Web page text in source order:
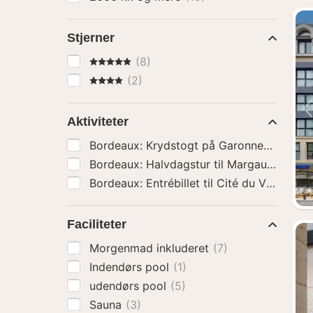
Stjerner
5 Stjerner(8)
4 Stjerner
(2)
Aktiviteter
Bordeaux:
Faciliteter
Morgenmad inkluderet (7)
Indendørs pool (1)
udendørs pool (5)
Sauna (3)